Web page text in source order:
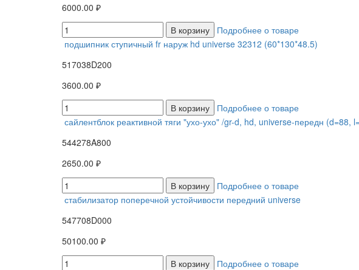
6000.00 ₽
В корзину
Подробнее о товаре
подшипник ступичный fr наруж hd universe 32312 (60*130*48.5)
517038D200
3600.00 ₽
В корзину
Подробнее о товаре
сайлентблок реактивной тяги "ухо-ухо" /gr-d, hd, universe-передн
544278A800
2650.00 ₽
В корзину
Подробнее о товаре
стабилизатор поперечной устойчивости передний universe
547708D000
50100.00 ₽
В корзину
Подробнее о товаре